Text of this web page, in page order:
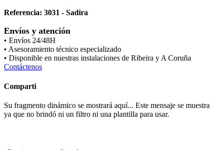
Referencia: 3031 - Sadira
Envíos y atención
• Envíos 24/48H
• Asesoramiento técnico especializado
• Disponible en nuestras instalaciones de Ribeira y A Coruña
Contáctenos
Comparti
Su fragmento dinámico se mostrará aquí... Este mensaje se muestra
ya que no brindó ni un filtro ni una plantilla para usar.